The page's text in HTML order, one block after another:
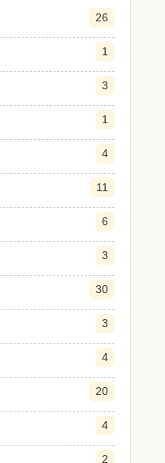
26
1
3
1
4
11
6
3
30
3
4
20
4
2